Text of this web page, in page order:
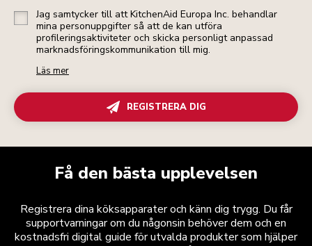
Jag samtycker till att KitchenAid Europa Inc. behandlar
mina personuppgifter så att de kan utföra
profileringsaktiviteter och skicka personligt anpassad
marknadsföringskommunikation till mig.
Läs mer
REGISTRERA DIG
Få den bästa upplevelsen
Registrera dina köksapparater och känn dig trygg. Du får
supportvarningar om du någonsin behöver dem och en
kostnadsfri digital guide för utvalda produkter som hjälper